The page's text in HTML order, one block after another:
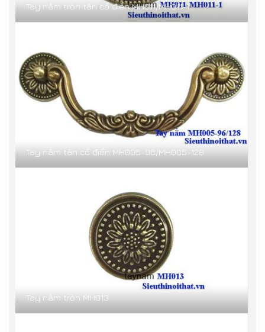
Tay nắm tròn tân cổ điển MH011/MH011-1
Tay nắm tân cổ điển MH005-96/MH005-128
Tay nắm tròn MH013